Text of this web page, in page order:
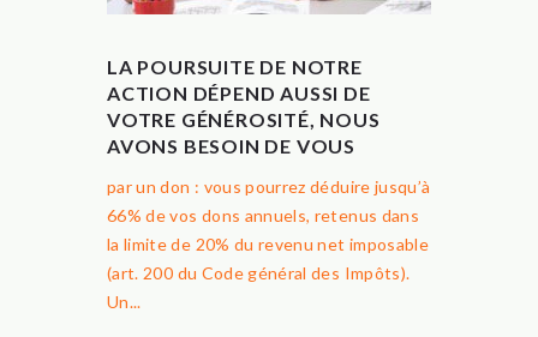
LA POURSUITE DE NOTRE
ACTION DÉPEND AUSSI DE
VOTRE GÉNÉROSITÉ, NOUS
AVONS BESOIN DE VOUS
par un don : vous pourrez déduire jusqu’à
66% de vos dons annuels, retenus dans
la limite de 20% du revenu net imposable
(art. 200 du Code général des Impôts).
Un...